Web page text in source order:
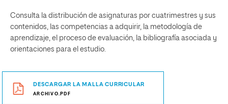
Consulta la distribución de asignaturas por cuatrimestres y sus
contenidos, las competencias a adquirir, la metodología de
aprendizaje, el proceso de evaluación, la bibliografía asociada y
orientaciones para el estudio.
DESCARGAR LA MALLA CURRICULAR
ARCHIVO.PDF